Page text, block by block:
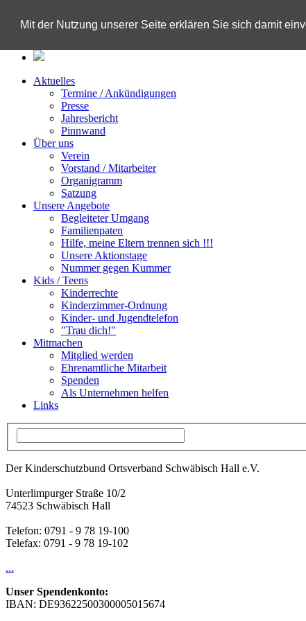
Mit der Nutzung unserer Seite erklären Sie sich damit
Tooltip
Aktuelles
Termine / Ankündigungen
Presse
Jahresbericht
Pinnwand
Über uns
Verein
Vorstand / Mitarbeiter
Organigramm
Satzung
Unsere Angebote
Begleiteter Umgang
Familienpaten
Hilfe, meine Eltern trennen sich !!!
Unsere Aktionstage
Nummer gegen Kummer
Kids / Teens
Kinderrechte
Kinderzimmer-Ordnung
Kinder- und Jugendtelefon
"Trau dich!"
Mitmachen
Mitglied werden
Ehrenamtliche Mitarbeit
Spenden
Als Unternehmen helfen
Links
Der Kinderschutzbund Ortsverband Schwäbisch Hall e.V.
Unterlimpurger Straße 10/2
74523 Schwäbisch Hall
Telefon: 0791 - 9 78 19-100
Telefax: 0791 - 9 78 19-102
...
Unser Spendenkonto:
IBAN: DE93622500300005015674